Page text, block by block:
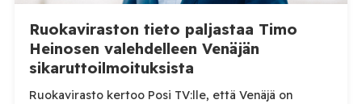
Ruokaviraston tieto paljastaa Timo
Heinosen valehdelleen Venäjän
sikaruttoilmoituksista
Ruokavirasto kertoo Posi TV:lle, että Venäjä on